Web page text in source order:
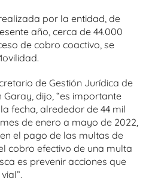
por la entidad, de
año, cerca de 44.000
de cobro coactivo, se
de Gestión Jurídica de
Garay, dijo, “es importante
fecha, alrededor de 44 mil
de enero a mayo de 2022,
el pago de las multas de
cobro efectivo de una multa
es prevenir acciones que